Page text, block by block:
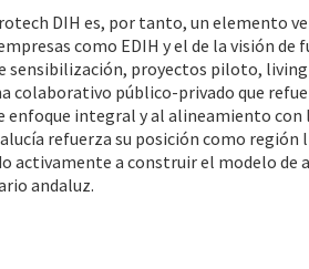
DIH es, por tanto, un elemento
como EDIH y el de la visión
sensibilización, proyectos piloto,
colaborativo público-privado que
enfoque integral y al alineamiento
refuerza su posición como
activamente a construir el modelo de
andaluz.